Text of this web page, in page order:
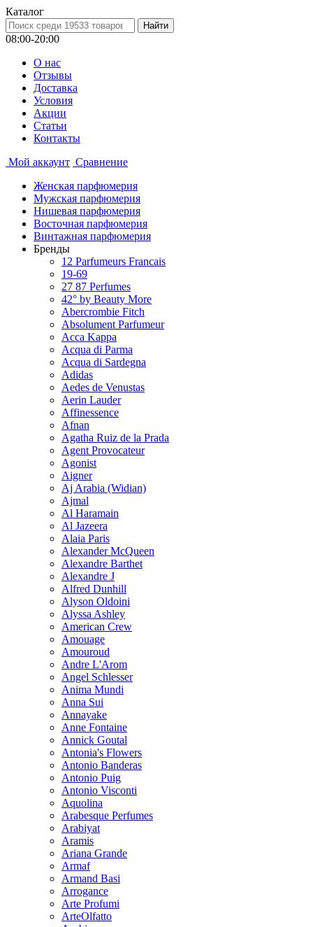
Каталог
08:00-20:00
О нас
Отзывы
Доставка
Условия
Aкции
Статьи
Контакты
Мой аккаунт Сравнение
Женская парфюмерия
Мужская парфюмерия
Нишевая парфюмерия
Восточная парфюмерия
Винтажная парфюмерия
Бренды
12 Parfumeurs Francais
19-69
27 87 Perfumes
42° by Beauty More
Abercrombie Fitch
Absolument Parfumeur
Acca Kappa
Acqua di Parma
Acqua di Sardegna
Adidas
Aedes de Venustas
Aerin Lauder
Affinessence
Afnan
Agatha Ruiz de la Prada
Agent Provocateur
Agonist
Aigner
Aj Arabia (Widian)
Ajmal
Al Haramain
Al Jazeera
Alaia Paris
Alexander McQueen
Alexandre Barthet
Alexandre J
Alfred Dunhill
Alyson Oldoini
Alyssa Ashley
American Crew
Amouage
Amouroud
Andre L'Arom
Angel Schlesser
Anima Mundi
Anna Sui
Annayake
Anne Fontaine
Annick Goutal
Antonia's Flowers
Antonio Banderas
Antonio Puig
Antonio Visconti
Aquolina
Arabesque Perfumes
Arabiyat
Aramis
Ariana Grande
Armaf
Armand Basi
Arrogance
Arte Profumi
ArteOlfatto